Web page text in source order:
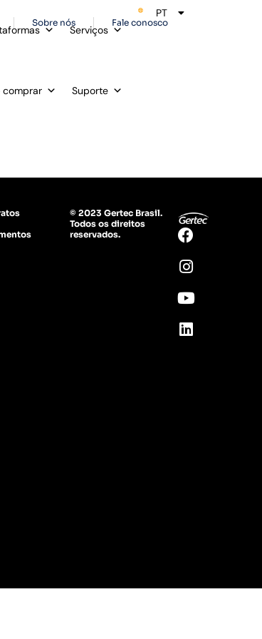
Sobre nós Fale conosco
Serviços
comprar Suporte
PT
ES
© 2023 Gertec Brasil.
Todos os direitos
reservados.